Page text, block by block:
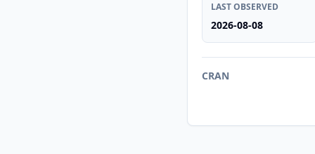
LAST OBSERVED
2026-08-08
CRAN